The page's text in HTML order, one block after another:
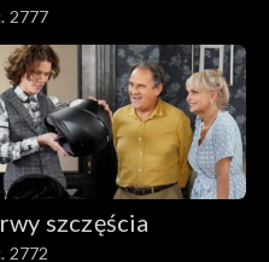
2777
szczęścia
2772